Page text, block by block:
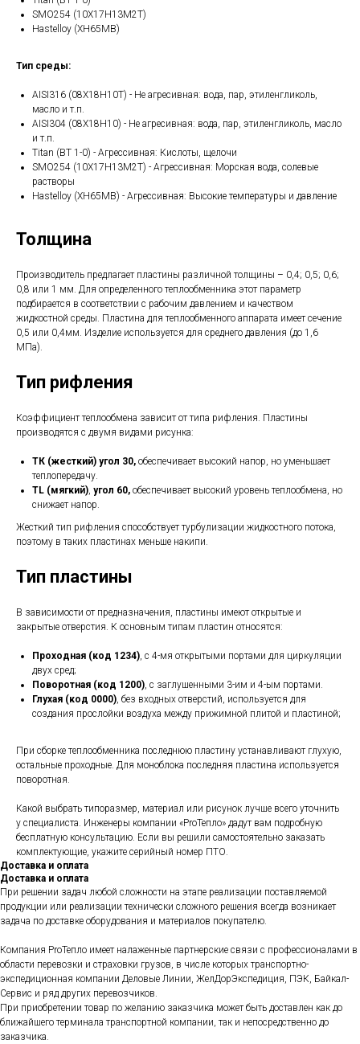
SMO254 (10Х17Н13М2Т)
Hastelloy (ХН65МВ)
Тип среды:
AISI316 (08Х18Н10Т) - Не агресивная: вода, пар, этиленгликоль,
масло и т.п.
AISI304 (08Х18Н10) - Не агресивная: вода, пар, этиленгликоль, масло
и т.п.
Titan (ВТ 1-0) - Агрессивная: Кислоты, щелочи
SMO254 (10Х17Н13М2Т) - Агрессивная: Морская вода, солевые
растворы
Hastelloy (ХН65МВ) - Агрессивная: Высокие температуры и давление
Толщина
Производитель предлагает пластины различной толщины – 0,4; 0,5; 0,6;
0,8 или 1 мм. Для определенного теплообменника этот параметр
подбирается в соответствии с рабочим давлением и качеством
жидкостной среды. Пластина для теплообменного аппарата имеет сечение
0,5 или 0,4мм. Изделие используется для среднего давления (до 1,6
МПа).
Тип рифления
Коэффициент теплообмена зависит от типа рифления. Пластины
производятся с двумя видами рисунка:
ТК (жесткий) угол 30, обеспечивает высокий напор, но уменьшает
теплопередачу.
TL (мягкий), угол 60, обеспечивает высокий уровень теплообмена, но
снижает напор.
Жесткий тип рифления способствует турбулизации жидкостного потока,
поэтому в таких пластинах меньше накипи.
Тип пластины
В зависимости от предназначения, пластины имеют открытые и
закрытые отверстия. К основным типам пластин относятся:
Проходная (код 1234), с 4-мя открытыми портами для циркуляции
двух сред;
Поворотная (код 1200), с заглушенными 3-им и 4-ым портами.
Глухая (код 0000), без входных отверстий, используется для
создания прослойки воздуха между прижимной плитой и пластиной;
При сборке теплообменника последнюю пластину устанавливают глухую,
остальные проходные. Для моноблока последняя пластина используется
поворотная.
Какой выбрать типоразмер, материал или рисунок лучше всего уточнить
у специалиста. Инженеры компании «ProТепло» дадут вам подробную
бесплатную консультацию. Если вы решили самостоятельно заказать
комплектующие, укажите серийный номер ПТО.
Доставка и оплата
Доставка и оплата
При решении задач любой сложности на этапе реализации поставляемой
продукции или реализации технически сложного решения всегда возникает
задача по доставке оборудования и материалов покупателю.
Компания ProТепло имеет налаженные партнерские связи с профессионалами в
области перевозки и страховки грузов, в числе которых транспортно-
экспедиционная компании Деловые Линии, ЖелДорЭкспедиция, ПЭК, Байкал-
Сервис и ряд других перевозчиков.
При приобретении товар по желанию заказчика может быть доставлен как до
ближайшего терминала транспортной компании, так и непосредственно до
заказчика.